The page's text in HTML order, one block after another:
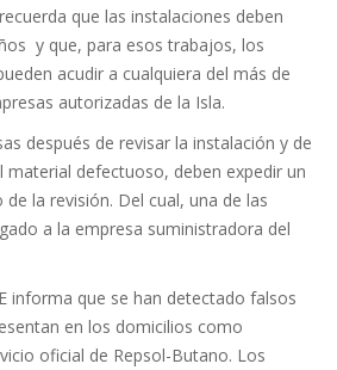
que las instalaciones deben
y que, para esos trabajos, los
acudir a cualquiera del más de
autorizadas de la Isla.
después de revisar la instalación y de
material defectuoso, deben expedir un
la revisión. Del cual, una de las
a la empresa suministradora del
informa que se han detectado falsos
en los domicilios como
oficial de Repsol-Butano. Los